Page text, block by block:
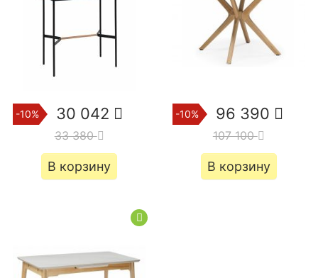
-10% 30 042
33 380
В корзину
-10% 96 390
107 100
В корзину